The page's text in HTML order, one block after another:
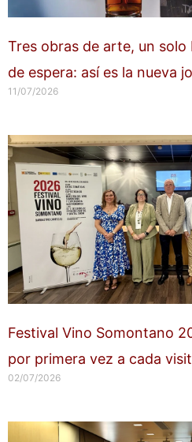
Tres obras de arte, un
de espera: así es la nueva
11/07/2026
Festival Vino Somontano
por primera vez a cada
02/07/2026